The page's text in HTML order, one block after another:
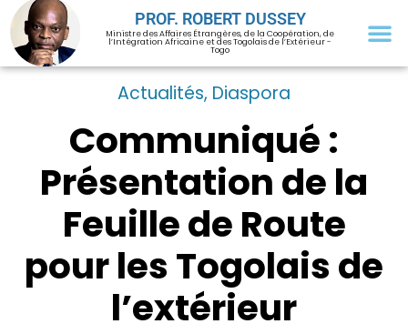
PROF. ROBERT DUSSEY
Ministre des Affaires Étrangères, de la Coopération, de
l’Intégration Africaine et des Togolais de l’Extérieur -
Togo
Actualités, Diaspora
Communiqué :
Présentation de la
Feuille de Route
pour les Togolais de
l’extérieur